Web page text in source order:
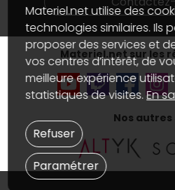
Données personnelleset
Gérer vos cookies
Accessibilité : non conforme
Materiel.net sur les
Nos autres
Materiel.net utilise des
technologies similaires. Ils
proposer des services et
vos centres d’intérêt, de
meilleure expérience
statistiques de visites.En
Paramétrer
Refuser